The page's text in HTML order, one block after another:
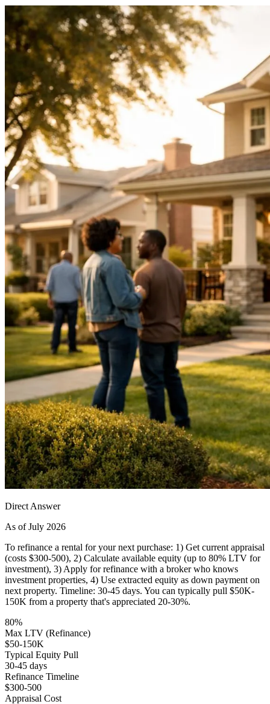
Direct Answer
As of July 2026
To refinance a rental for your next purchase: 1) Get current appraisal
(costs $300-500), 2) Calculate available equity (up to 80% LTV for
investment), 3) Apply for refinance with a broker who knows
investment properties, 4) Use extracted equity as down payment on
next property. Timeline: 30-45 days. You can typically pull $50K-
150K from a property that's appreciated 20-30%.
80%
Max LTV (Refinance)
$50-150K
Typical Equity Pull
30-45 days
Refinance Timeline
$300-500
Appraisal Cost